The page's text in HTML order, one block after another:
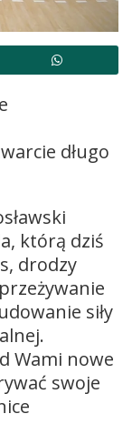
długo
którą dziś
drodzy
siły
Wami nowe
swoje